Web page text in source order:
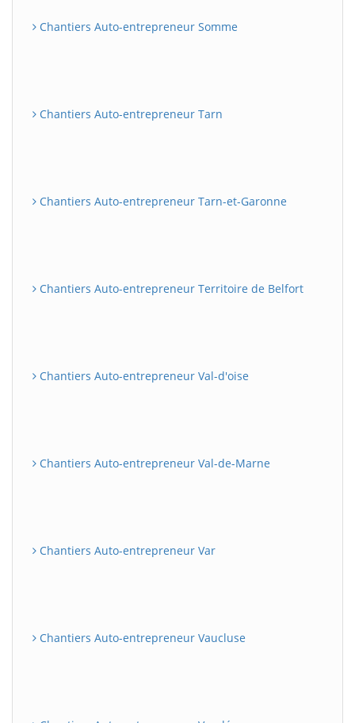
Chantiers Auto-entrepreneur Somme
Chantiers Auto-entrepreneur Tarn
Chantiers Auto-entrepreneur Tarn-et-Garonne
Chantiers Auto-entrepreneur Territoire de Belfort
Chantiers Auto-entrepreneur Val-d'oise
Chantiers Auto-entrepreneur Val-de-Marne
Chantiers Auto-entrepreneur Var
Chantiers Auto-entrepreneur Vaucluse